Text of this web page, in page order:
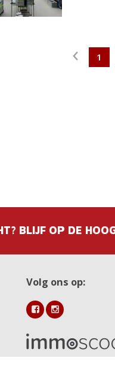
1
BLIJF OP DE
Volg ons op: